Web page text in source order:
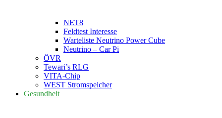
NET8
Feldtest Interesse
Warteliste Neutrino Power Cube
Neutrino – Car Pi
ÖVR
Tewari’s RLG
VITA-Chip
WEST Stromspeicher
Gesundheit